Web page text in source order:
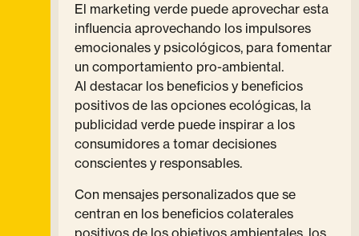
El marketing verde puede aprovechar esta
influencia aprovechando los impulsores
emocionales y psicológicos, para fomentar
un comportamiento pro-ambiental.
Al destacar los beneficios y beneficios
positivos de las opciones ecológicas, la
publicidad verde puede inspirar a los
consumidores a tomar decisiones
conscientes y responsables.
Con mensajes personalizados que se
centran en los beneficios colaterales
positivos de los objetivos ambientales, los